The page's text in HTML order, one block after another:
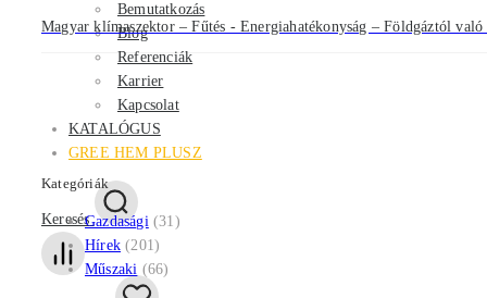
Bemutatkozás
Blog
Referenciák
Karrier
Kapcsolat
KATALÓGUS
GREE HEM PLUSZ
Keresés
Magyar klímaszektor – Fűtés - Energiahatékonyság – Földgáztól való
Kategóriák
Gazdasági(31)
Hírek (201)
Műszaki (66)